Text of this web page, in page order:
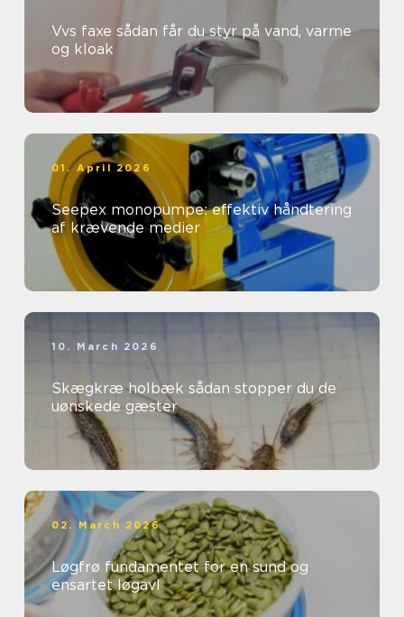
Vvs faxe sådan får du styr på vand, varme
og kloak
01. April 2026
Seepex monopumpe: effektiv håndtering
af krævende medier
10. March 2026
Skægkræ holbæk sådan stopper du de
uønskede gæster
02. March 2026
Løgfrø fundamentet for en sund og
ensartet løgavl